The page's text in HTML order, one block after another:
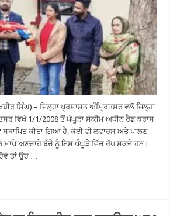
ਸਿੰਘ) – ਜਿਲ੍ਹਾ ਪ੍ਰਸਾਸਨ ਅੰਮ੍ਰਿਤਸਰ ਵਲੋਂ ਜਿਲ੍ਹਾ
ਵਿਖੇ 1/1/2008 ਤੋਂ ਪੰਘੂੜਾ ਸਕੀਮ ਅਧੀਨ ਰੈਡ ਕਰਾਸ
ਕੀਤਾ ਗਿਆ ਹੈ, ਕੋਈ ਵੀ ਲਵਾਰਸ ਅਤੇ ਪਾਲਣ
ਮਾਪੇ ਅਣਚਾਹੇ ਬੱਚੇ ਨੂੰ ਇਸ ਪੰਘੂੜੇ ਵਿੱਚ ਰੱਖ ਸਕਦੇ ਹਨ।
ਤਾਂ ਉਹ …